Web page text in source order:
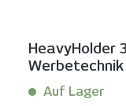
HeavyHolder
Werbetechnik
Auf Lager